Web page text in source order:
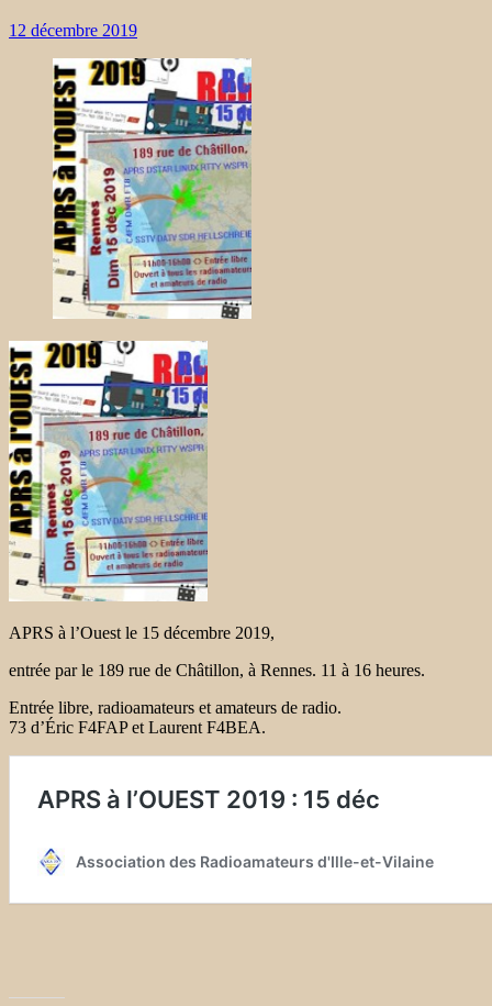
12 décembre 2019
APRS à l’Ouest le 15 décembre 2019,
entrée par le 189 rue de Châtillon, à Rennes. 11 à 16 heures.
Entrée libre, radioamateurs et amateurs de radio.
73 d’Éric F4FAP et Laurent F4BEA.